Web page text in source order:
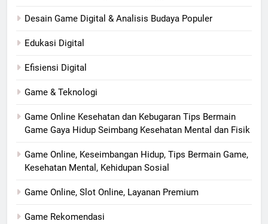
Desain Game Digital & Analisis Budaya Populer
Edukasi Digital
Efisiensi Digital
Game & Teknologi
Game Online Kesehatan dan Kebugaran Tips Bermain
Game Gaya Hidup Seimbang Kesehatan Mental dan Fisik
Game Online, Keseimbangan Hidup, Tips Bermain Game,
Kesehatan Mental, Kehidupan Sosial
Game Online, Slot Online, Layanan Premium
Game Rekomendasi